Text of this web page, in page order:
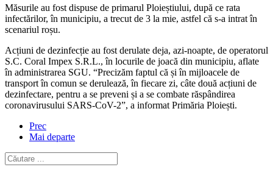
Măsurile au fost dispuse de primarul Ploieștiului, după ce rata
infectărilor, în municipiu, a trecut de 3 la mie, astfel că s-a intrat în
scenariul roșu.
Acțiuni de dezinfecție au fost derulate deja, azi-noapte, de operatorul
S.C. Coral Impex S.R.L., în locurile de joacă din municipiu, aflate
în administrarea SGU. “Precizăm faptul că și în mijloacele de
transport în comun se derulează, în fiecare zi, câte două acțiuni de
dezinfectare, pentru a se preveni și a se combate răspândirea
coronavirusului SARS-CoV-2”, a informat Primăria Ploiești.
Prec
Mai departe